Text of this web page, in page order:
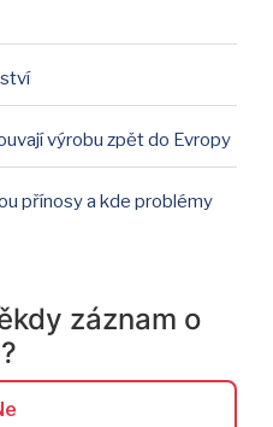
výrobu zpět do Evropy
přínosy a kde problémy
záznam o